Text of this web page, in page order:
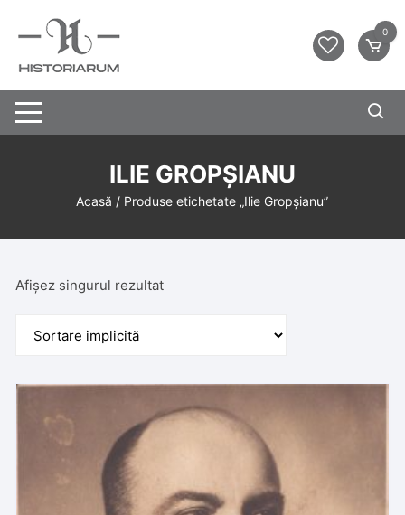
0
ILIE GROPȘIANU
Acasă / Produse etichetate „Ilie Gropșianu”
Afișez singurul rezultat